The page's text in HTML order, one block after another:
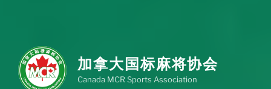
加拿大国标麻将协会
Canada MCR Sports Association